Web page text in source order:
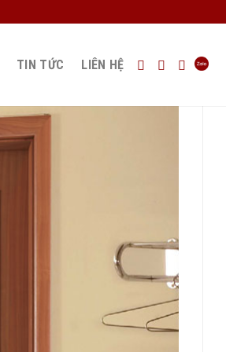
TIN TỨC LIÊN HỆ